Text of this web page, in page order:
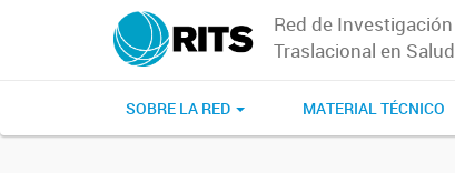
Red de Investigación
Traslacional en Salud
SOBRE LA RED MATERIAL TÉCNICO